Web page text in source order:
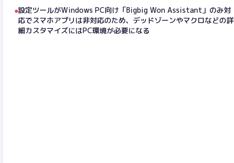
設定ツールがWindows PC向け「Bigbig Won Assistant」のみ対
応でスマホアプリは非対応のため、デッドゾーンやマクロなどの詳
細カスタマイズにはPC環境が必要になる